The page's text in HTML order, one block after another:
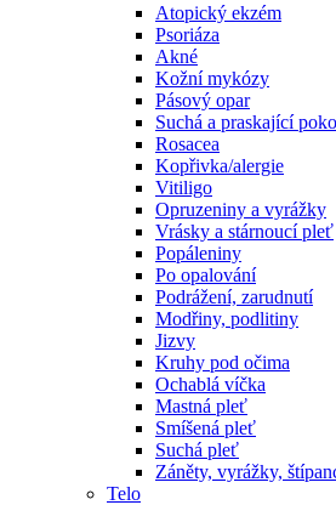
Atopický ekzém
Psoriáza
Akné
Kožní mykózy
Pásový opar
Suchá a praskající
Rosacea
Kopřivka/alergie
Vitiligo
Opruzeniny a vyrážky
Vrásky a stárnoucí pleť
Popáleniny
Po opalování
Podrážení, zarudnutí
Modřiny, podlitiny
Jizvy
Kruhy pod očima
Ochablá víčka
Mastná pleť
Smíšená pleť
Suchá pleť
Záněty, vyrážky,
Telo